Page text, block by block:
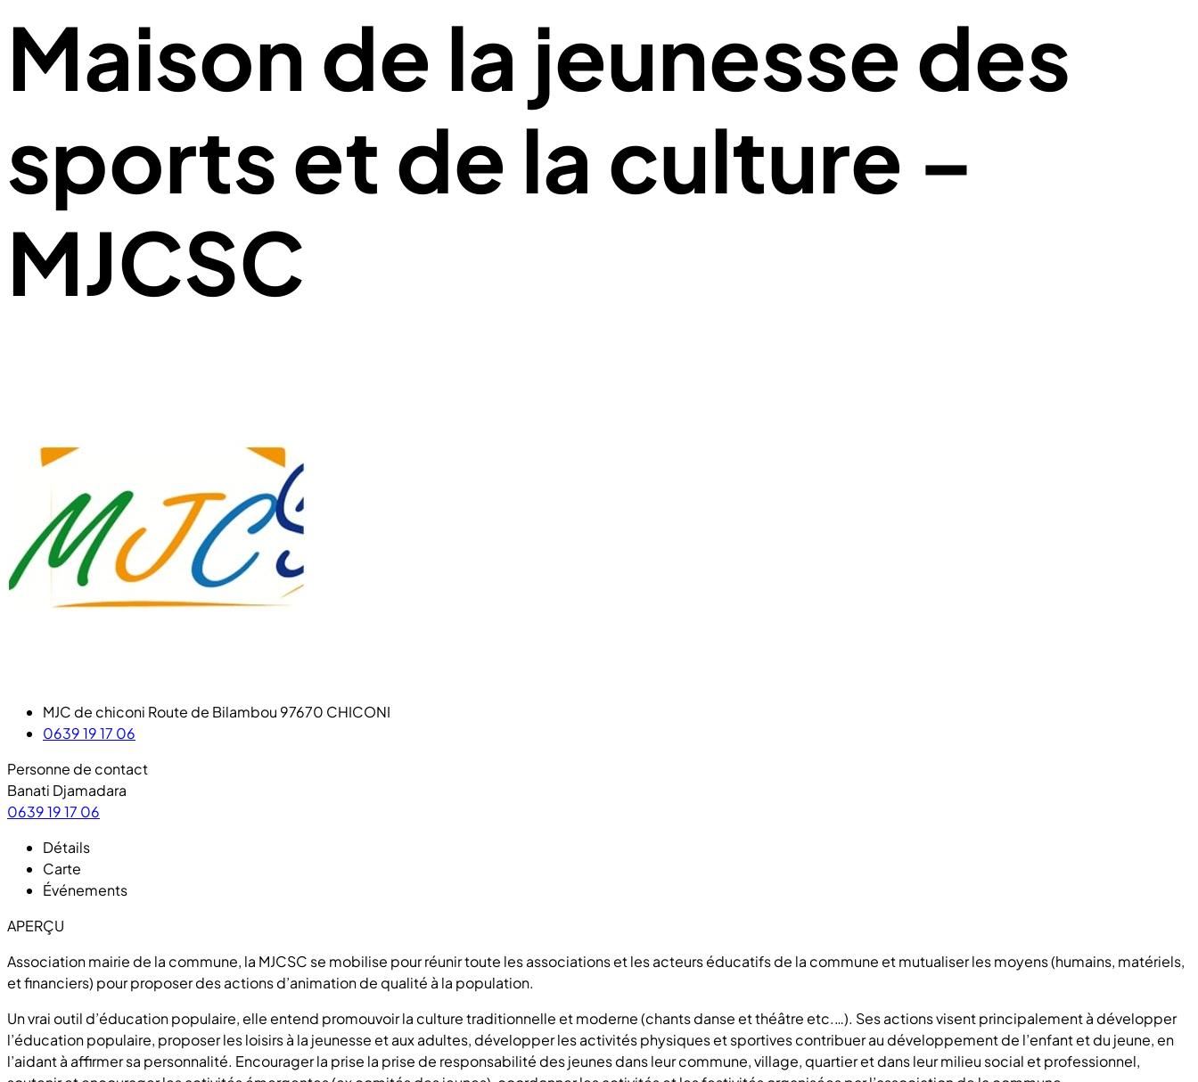
Maison de la jeunesse des
sports et de la culture –
MJCSC
MJC de chiconi Route de Bilambou 97670 CHICONI
0639 19 17 06
Personne de contact
Banati Djamadara
0639 19 17 06
Détails
Carte
Événements
APERÇU
Association mairie de la commune, la MJCSC se mobilise pour réunir toute les associations et les acteurs éducatifs de la commune et mutualiser les moyens (humains, matériels,
et financiers) pour proposer des actions d’animation de qualité à la population.
Un vrai outil d’éducation populaire, elle entend promouvoir la culture traditionnelle et moderne (chants danse et théâtre etc.…). Ses actions visent principalement à développer
l’éducation populaire, proposer les loisirs à la jeunesse et aux adultes, développer les activités physiques et sportives contribuer au développement de l’enfant et du jeune, en
l’aidant à affirmer sa personnalité. Encourager la prise la prise de responsabilité des jeunes dans leur commune, village, quartier et dans leur milieu social et professionnel,